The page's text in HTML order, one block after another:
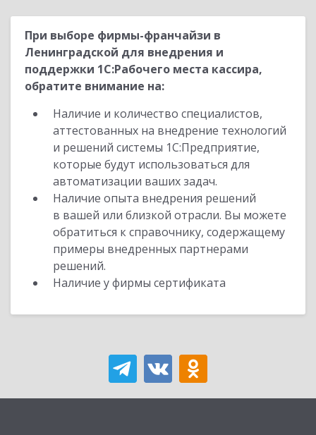
При выборе фирмы-франчайзи в
Ленинградской для внедрения и
поддержки 1С:Рабочего места кассира,
обратите внимание на:
Наличие и количество специалистов,
аттестованных на внедрение технологий
и решений системы 1С:Предприятие,
которые будут использоваться для
автоматизации ваших задач.
Наличие опыта внедрения решений
в вашей или близкой отрасли. Вы можете
обратиться к справочнику, содержащему
примеры внедренных партнерами
решений.
Наличие у фирмы сертификата